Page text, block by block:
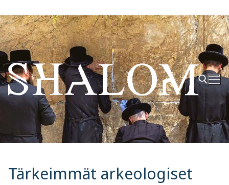
Hyppää
sisältöön
Hae:
Tärkeimmät arkeologiset